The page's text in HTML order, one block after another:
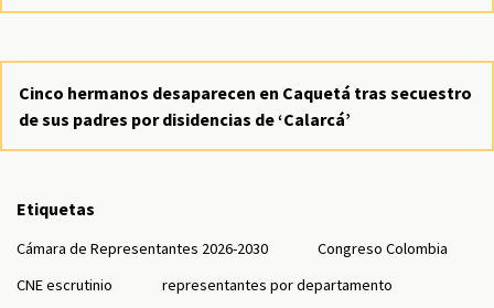
Cinco hermanos desaparecen en Caquetá tras secuestro
de sus padres por disidencias de ‘Calarcá’
Etiquetas
Cámara de Representantes 2026-2030
Congreso Colombia
CNE escrutinio
representantes por departamento